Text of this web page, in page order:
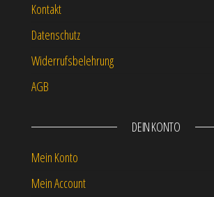
Kontakt
Datenschutz
Widerrufsbelehrung
AGB
DEIN KONTO
Mein Konto
Mein Account